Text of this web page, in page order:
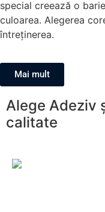
special creează o
culoarea. Alegerea
întreținerea.
Mai mult
Alege Adeziv
calitate